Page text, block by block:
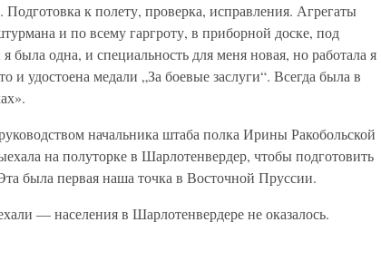
к полету, проверка, исправления. Агрегаты
и по всему гаргроту, в приборной доске, под
была одна, и специальность для меня новая, но работала я
и удостоена медали „За боевые заслуги“. Всегда была в
начальника штаба полка Ирины Ракобольской
на полуторке в Шарлотенвердер, чтобы подготовить
была первая наша точка в Восточной Пруссии.
— населения в Шарлотенвердере не оказалось.